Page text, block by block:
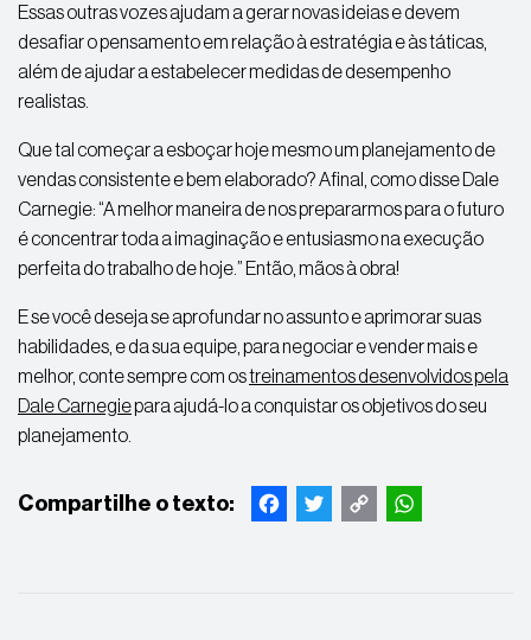
Essas outras vozes ajudam a gerar novas ideias e devem
desafiar o pensamento em relação à estratégia e às táticas,
além de ajudar a estabelecer medidas de desempenho
realistas.
Que tal começar a esboçar hoje mesmo um planejamento de
vendas consistente e bem elaborado? Afinal, como disse Dale
Carnegie: “A melhor maneira de nos prepararmos para o futuro
é concentrar toda a imaginação e entusiasmo na execução
perfeita do trabalho de hoje.” Então, mãos à obra!
E se você deseja se aprofundar no assunto e aprimorar suas
habilidades, e da sua equipe, para negociar e vender mais e
melhor, conte sempre com ostreinamentos desenvolvidos pela
Dale Carnegiepara ajudá-lo a conquistar os objetivos do seu
planejamento.
FacebookTwitterCopy
WhatsApp